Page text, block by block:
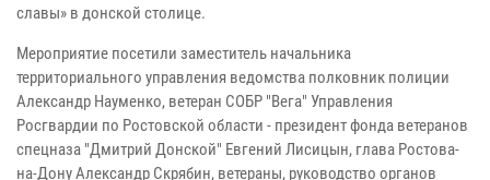
славы» в донской столице.
Мероприятие посетили заместитель начальника
территориального управления ведомства полковник полиции
Александр Науменко, ветеран СОБР "Вега" Управления
Росгвардии по Ростовской области - президент фонда ветеранов
спецназа "Дмитрий Донской" Евгений Лисицын, глава Ростова-
на-Дону Александр Скрябин, ветераны, руководство органов